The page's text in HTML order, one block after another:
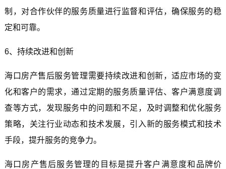
制，对合作伙伴的服务质量进行监督和评估，确保服务的稳
定和可靠。
6、持续改进和创新
海口房产售后服务管理需要持续改进和创新，适应市场的变
化和客户的需求，通过定期的服务质量评估、客户满意度调
查等方式，发现服务中的问题和不足，及时调整和优化服务
策略，关注行业动态和技术发展，引入新的服务模式和技术
手段，提升服务的竞争力。
海口房产售后服务管理的目标是提升客户满意度和品牌价